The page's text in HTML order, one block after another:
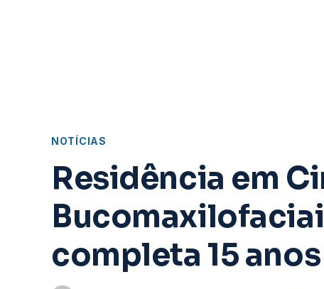
NOTÍCIAS
Residência em
completa 15 anos